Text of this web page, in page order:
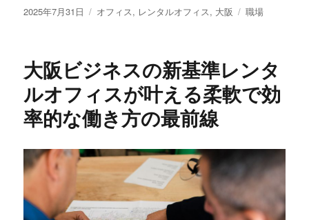
投
2025年7月31日
カ
ー
オフィス, レンタルオフィス, 大阪
タ
職場
大阪ビジネスの新基準レンタ
ルオフィスが叶える柔軟で効
率的な働き方の最前線